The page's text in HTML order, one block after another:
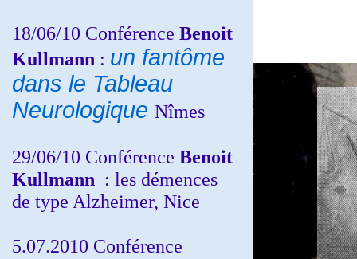
18/06/10 Conférence Benoit
Kullmann : un fantôme
dans le Tableau
Neurologique Nîmes
29/06/10 Conférence Benoit
Kullmann : les démences
de type Alzheimer, Nice
5.07.2010 Conférence